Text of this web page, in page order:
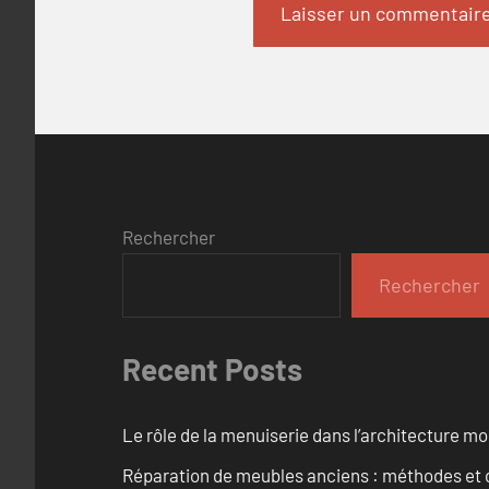
Rechercher
Rechercher
Recent Posts
Le rôle de la menuiserie dans l’architecture
Réparation de meubles anciens : méthodes et